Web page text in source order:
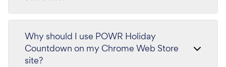
Why should I use POWR Holiday
Countdown on my Chrome Web Store
site?